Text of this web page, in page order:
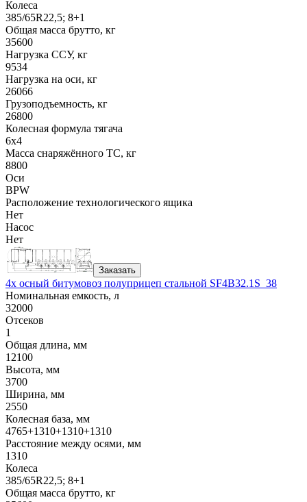
Колеса
385/65R22,5; 8+1
Общая масса брутто, кг
35600
Нагрузка ССУ, кг
9534
Нагрузка на оси, кг
26066
Грузоподъемность, кг
26800
Колесная формула тягача
6x4
Масса снаряжённого ТС, кг
8800
Оси
BPW
Расположение технологического ящика
Нет
Насос
Нет
Заказать
4х осный битумовоз полуприцеп стальной SF4B32.1S_38
Номинальная емкость, л
32000
Отсеков
1
Общая длина, мм
12100
Высота, мм
3700
Ширина, мм
2550
Колесная база, мм
4765+1310+1310+1310
Расстояние между осями, мм
1310
Колеса
385/65R22,5; 8+1
Общая масса брутто, кг